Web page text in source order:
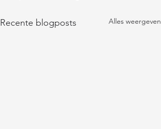
Recente blogposts Alles weergeven